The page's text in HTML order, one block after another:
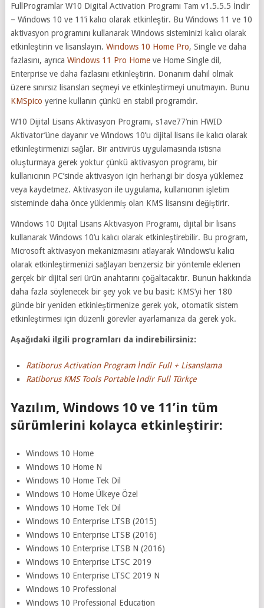
FullProgramlar W10 Digital Activation Programı Tam v1.5.5.5 İndir
– Windows 10 ve 11’i kalıcı olarak etkinleştir. Bu Windows 11 ve 10
aktivasyon programını kullanarak Windows sisteminizi kalıcı olarak
etkinleştirin ve lisanslayın. Windows 10 Home Pro, Single ve daha
fazlasını, ayrıca Windows 11 Pro Homeve Home Single dil,
Enterprise ve daha fazlasını etkinleştirin. Donanım dahil olmak
üzere sınırsız lisansları seçmeyi ve etkinleştirmeyi unutmayın. Bunu
KMSpico yerine kullanın çünkü en stabil programdır.
W10 Dijital Lisans Aktivasyon Programı, s1ave77’nin HWID
Aktivator’üne dayanır ve Windows 10’u dijital lisans ile kalıcı olarak
etkinleştirmenizi sağlar. Bir antivirüs uygulamasında istisna
oluşturmaya gerek yoktur çünkü aktivasyon programı, bir
kullanıcının PC’sinde aktivasyon için herhangi bir dosya yüklemez
veya kaydetmez. Aktivasyon ile uygulama, kullanıcının işletim
sisteminde daha önce yüklenmiş olan KMS lisansını değiştirir.
Windows 10 Dijital Lisans Aktivasyon Programı, dijital bir lisans
kullanarak Windows 10’u kalıcı olarak etkinleştirebilir. Bu program,
Microsoft aktivasyon mekanizmasını atlayarak Windows’u kalıcı
olarak etkinleştirmenizi sağlayan benzersiz bir yöntemle eklenen
gerçek bir dijital seri ürün anahtarını çoğaltacaktır. Bunun hakkında
daha fazla söylenecek bir şey yok ve bu basit: KMS’yi her 180
günde bir yeniden etkinleştirmenize gerek yok, otomatik sistem
etkinleştirmesi için düzenli görevler ayarlamanıza da gerek yok.
Aşağıdaki ilgili programları da indirebilirsiniz:
Ratiborus Activation Program İndir Full + Lisanslama
Ratiborus KMS Tools Portable İndir Full Türkçe
Yazılım, Windows 10 ve 11’in tüm
sürümlerini kolayca etkinleştirir:
Windows 10 Home
Windows 10 Home N
Windows 10 Home Tek Dil
Windows 10 Home Ülkeye Özel
Windows 10 Home Tek Dil
Windows 10 Enterprise LTSB (2015)
Windows 10 Enterprise LTSB (2016)
Windows 10 Enterprise LTSB N (2016)
Windows 10 Enterprise LTSC 2019
Windows 10 Enterprise LTSC 2019 N
Windows 10 Professional
Windows 10 Professional Education